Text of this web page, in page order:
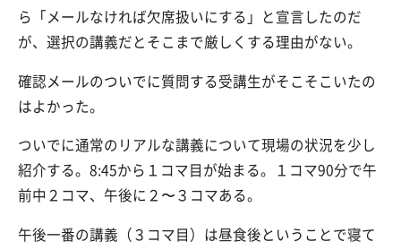
ら「メールなければ欠席扱いにする」と宣言したのだ
が、選択の講義だとそこまで厳しくする理由がない。
確認メールのついでに質問する受講生がそこそこいたの
はよかった。
ついでに通常のリアルな講義について現場の状況を少し
紹介する。8:45から１コマ目が始まる。１コマ90分で午
前中２コマ、午後に２〜３コマある。
午後一番の講義（３コマ目）は昼食後ということで寝て